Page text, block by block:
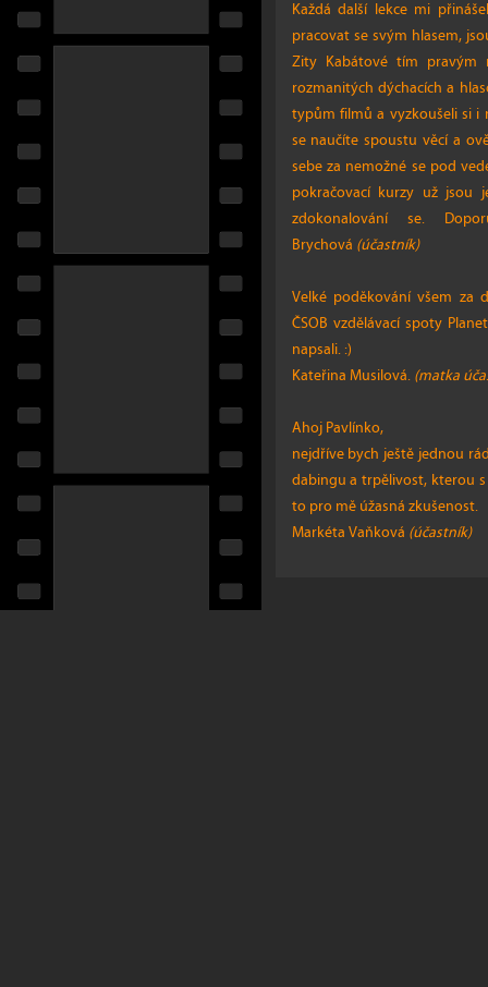
Každá další lekce mi
pracovat se svým hlasem,
Zity Kabátové tím pravým
rozmanitých dýchacích a
typům filmů a vyzkoušeli si i
se naučíte spoustu věcí a
sebe za nemožné se pod
pokračovací kurzy už jsou
zdokonalování se.
Brychová (účastník)
Velké poděkování všem
ČSOB vzdělávací spoty
napsali. :)
Kateřina Musilová.(matka
Ahoj Pavlínko,
nejdříve bych ještě jednou
dabingu a trpělivost, kterou
to pro mě úžasná zkušenost.
Markéta Vaňková (účastník)